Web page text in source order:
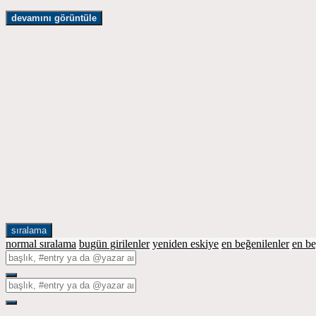
devamını görüntüle
sıralama
normal sıralama bugün girilenler yeniden eskiye en beğenilenler en